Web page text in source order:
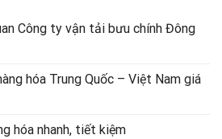
Công ty vận tải bưu chính Đông
hóa Trung Quốc – Việt Nam giá
hóa nhanh, tiết kiệm